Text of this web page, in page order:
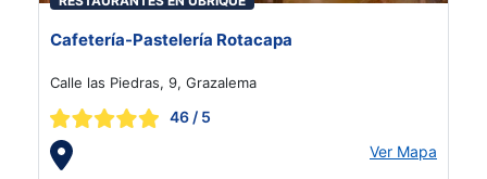
Cafetería-Pastelería Rotacapa
Calle las Piedras, 9, Grazalema
46 / 5
Ver Mapa